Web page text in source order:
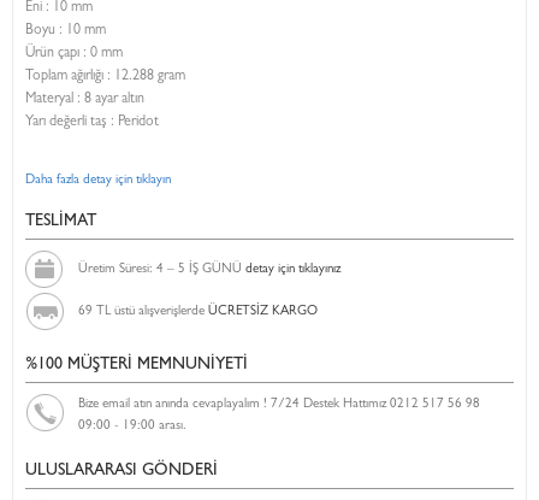
Eni : 10 mm
Boyu : 10 mm
Ürün çapı : 0 mm
Toplam ağırlığı : 12.288 gram
Materyal : 8 ayar altın
Yarı değerli taş : Peridot
Daha fazla detay için tıklayın
TESLİMAT
Üretim Süresi: 4 – 5 İŞ GÜNÜ detay için tıklayınız
69 TL üstü alışverişlerde ÜCRETSİZ KARGO
%100 MÜŞTERİ MEMNUNİYETİ
Bize email atın anında cevaplayalım ! 7/24 Destek Hattımız 0212 517 56 98
09:00 - 19:00 arası.
ULUSLARARASI GÖNDERİ